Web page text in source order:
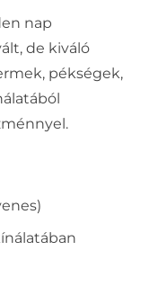
nap
de kiváló
pékségek,